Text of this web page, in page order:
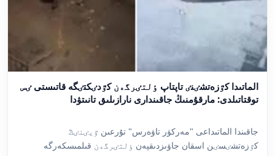
الماتىدا كٷزەتشٸنٸ تاپتاپ ٶلتٸرگەن كٷدٸكتٸگە قاتىستى ٸس
توقتاتىلدى: مارقۇمنىڭ جاقىندارى نارازىلىق تانىتۋدا
جاقىندا الماتىداعى "مەركۋر تاۋەرس" تۇرعىن ٷيٸنٸڭ
كٷزەتشٸسٸن اسقان جاۋىزدىقپەن ٶلتٸرگەن قىلمىسكەرگە